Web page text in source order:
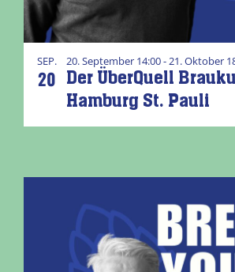
SEP.
20
20. September 14:00 - 21. Oktober
Der ÜberQuell
Hamburg St. Pauli